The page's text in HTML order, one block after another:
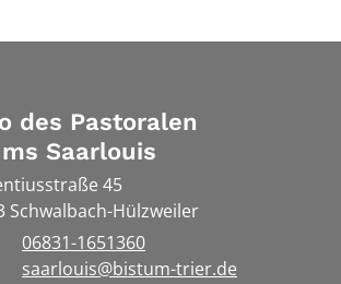
des Pastoralen
Saarlouis
45
Schwalbach-Hülzweiler
06831-1651360
saarlouis@bistum-trier.de